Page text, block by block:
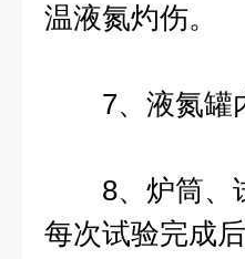
温液氮灼伤。
7、液氮罐内
8、炉筒、试
每次试验完成